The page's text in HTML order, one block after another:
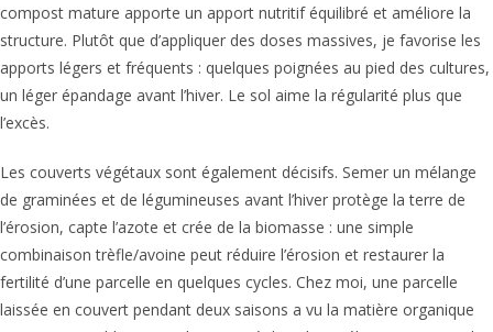
compost mature apporte un apport nutritif équilibré et améliore la
structure. Plutôt que d’appliquer des doses massives, je favorise les
apports légers et fréquents : quelques poignées au pied des cultures,
un léger épandage avant l’hiver. Le sol aime la régularité plus que
l’excès.
Les couverts végétaux sont également décisifs. Semer un mélange
de graminées et de légumineuses avant l’hiver protège la terre de
l’érosion, capte l’azote et crée de la biomasse : une simple
combinaison trèfle/avoine peut réduire l’érosion et restaurer la
fertilité d’une parcelle en quelques cycles. Chez moi, une parcelle
laissée en couvert pendant deux saisons a vu la matière organique